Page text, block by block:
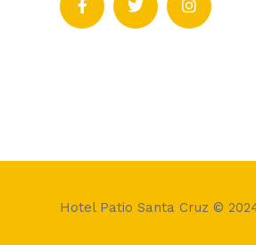
Hotel Patio Santa Cruz ©